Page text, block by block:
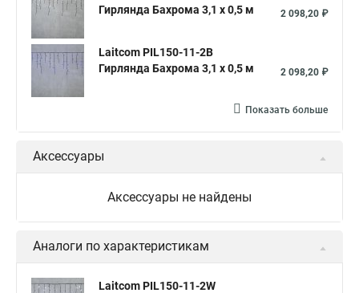
Гирлянда Бахрома 3,1 x 0,5 м
2 098,20 ₽
Laitcom PIL150-11-2B
Гирлянда Бахрома 3,1 x 0,5 м
2 098,20 ₽
Показать больше
Аксессуары
Аксессуары не найдены
Аналоги по характеристикам
Laitcom PIL150-11-2W